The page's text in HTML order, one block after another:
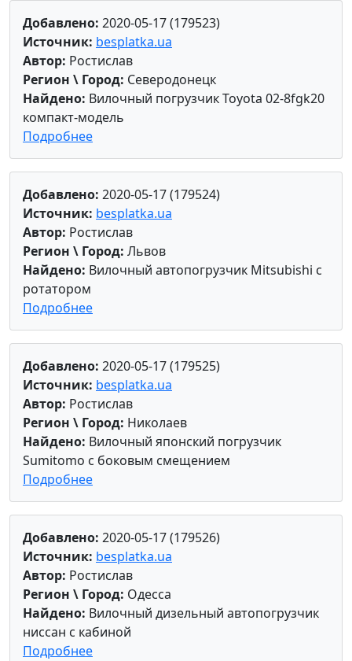
Добавлено: 2020-05-17 (179523)
Источник: besplatka.ua
Автор: Ростислав
Регион \ Город: Северодонецк
Найдено: Вилочный погрузчик Toyota 02-8fgk20
компакт-модель
Подробнее
Добавлено: 2020-05-17 (179524)
Источник: besplatka.ua
Автор: Ростислав
Регион \ Город: Львов
Найдено: Вилочный автопогрузчик Mitsubishi с
ротатором
Подробнее
Добавлено: 2020-05-17 (179525)
Источник: besplatka.ua
Автор: Ростислав
Регион \ Город: Николаев
Найдено: Вилочный японский погрузчик
Sumitomo с боковым смещением
Подробнее
Добавлено: 2020-05-17 (179526)
Источник: besplatka.ua
Автор: Ростислав
Регион \ Город: Одесса
Найдено: Вилочный дизельный автопогрузчик
ниссан с кабиной
Подробнее